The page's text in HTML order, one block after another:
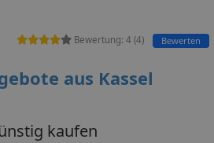
Bewertung: 4 (4) Bewerten
aus Kassel
kaufen